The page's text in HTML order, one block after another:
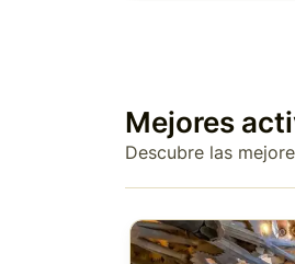
Mejores
Descubre las